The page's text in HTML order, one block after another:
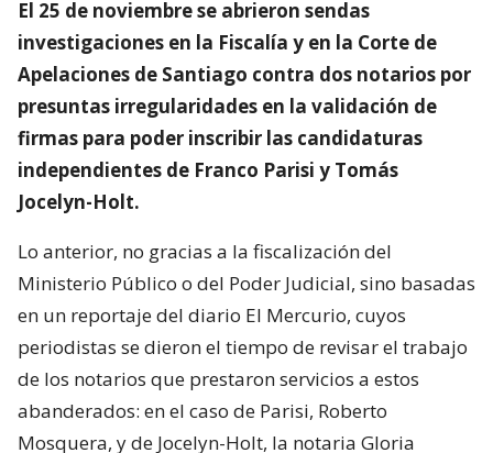
El 25 de noviembre se abrieron sendas
investigaciones en la Fiscalía y en la Corte de
Apelaciones de Santiago contra dos notarios por
presuntas irregularidades en la validación de
firmas para poder inscribir las candidaturas
independientes de Franco Parisi y Tomás
Jocelyn-Holt.
Lo anterior, no gracias a la fiscalización del
Ministerio Público o del Poder Judicial, sino basadas
en un reportaje del diario El Mercurio, cuyos
periodistas se dieron el tiempo de revisar el trabajo
de los notarios que prestaron servicios a estos
abanderados: en el caso de Parisi, Roberto
Mosquera, y de Jocelyn-Holt, la notaria Gloria